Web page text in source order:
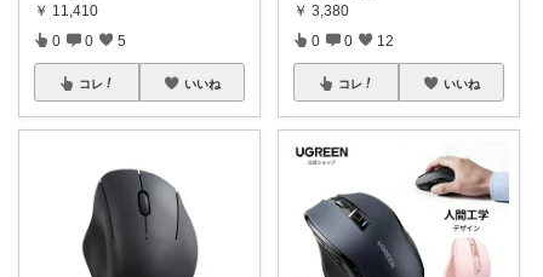
￥ 11,410
0 0 5
コレ いいね
￥ 3,380
0 0 12
コレ いいね